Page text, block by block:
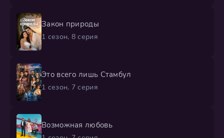
Закон природы
1 сезон, 8 серия
Это всего лишь Стамбул
1 сезон, 7 серия
Возможная любовь